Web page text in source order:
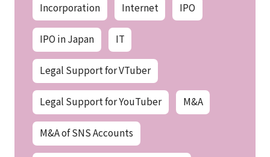
Incorporation Internet IPO
IPO in Japan IT
Legal Support for VTuber
Legal Support for YouTuber M&A
M&A of SNS Accounts